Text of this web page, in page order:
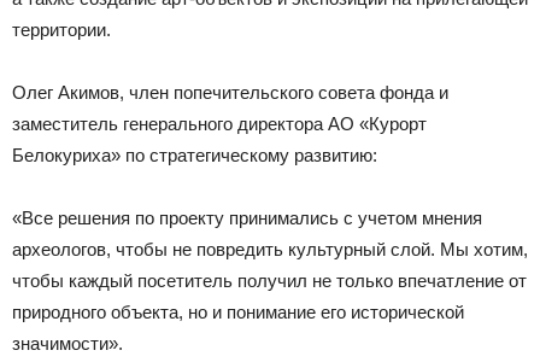
территории.
Олег Акимов, член попечительского совета фонда и
заместитель генерального директора АО «Курорт
Белокуриха» по стратегическому развитию:
«Все решения по проекту принимались с учетом мнения
археологов, чтобы не повредить культурный слой. Мы хотим,
чтобы каждый посетитель получил не только впечатление от
природного объекта, но и понимание его исторической
значимости».